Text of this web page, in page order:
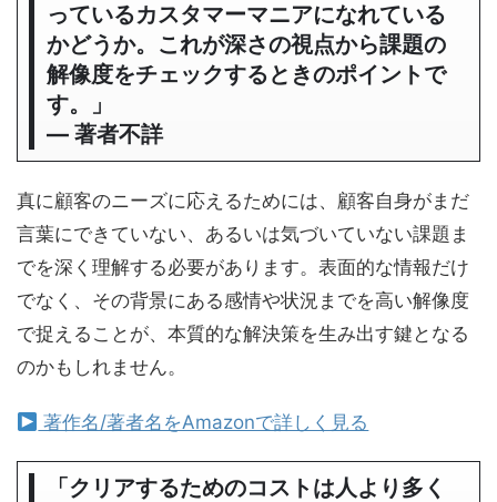
っているカスタマーマニアになれている
かどうか。これが深さの視点から課題の
解像度をチェックするときのポイントで
す。」
― 著者不詳
真に顧客のニーズに応えるためには、顧客自身がまだ
言葉にできていない、あるいは気づいていない課題ま
でを深く理解する必要があります。表面的な情報だけ
でなく、その背景にある感情や状況までを高い解像度
で捉えることが、本質的な解決策を生み出す鍵となる
のかもしれません。
著作名/著者名をAmazonで詳しく見る
「クリアするためのコストは人より多く